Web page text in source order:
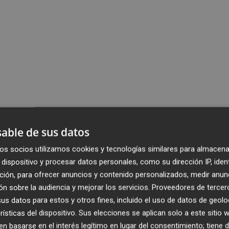
de sus datos
socios utilizamos cookies y tecnologías similares para
y procesar datos personales, como su dirección IP,
para ofrecer anuncios y contenido personalizados, medir
sobre la audiencia y mejorar los servicios. Proveedores de
datos para estos y otros fines, incluido el uso de datos de
del dispositivo. Sus elecciones se aplican solo a este sitio
basarse en el interés legítimo en lugar del consentimiento; tiene